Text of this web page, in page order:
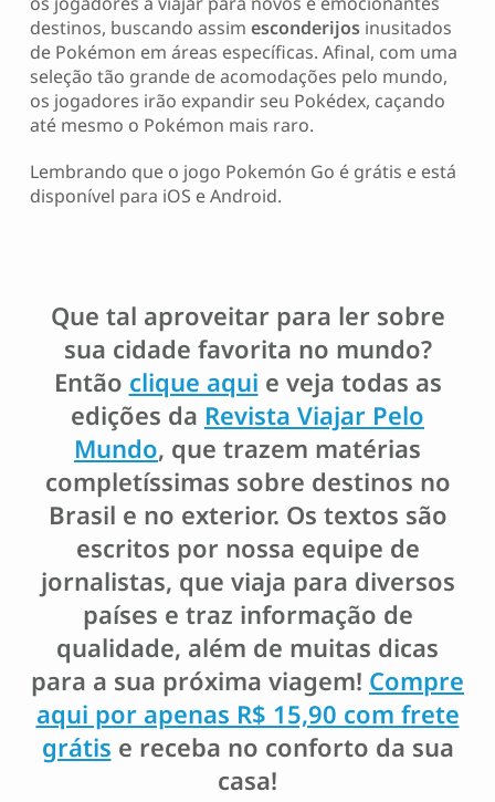
destinos, buscando assim esconderijosinusitados
de Pokémon em áreas específicas. Afinal, com uma
seleção tão grande de acomodações pelo mundo,
os jogadores irão expandir seu Pokédex, caçando
até mesmo o Pokémon mais raro.
Lembrando que o jogo Pokemón Go é grátis e está
disponível para iOS e Android.
Que tal aproveitar para ler sobre
sua cidade favorita no mundo?
Então clique aqui e veja todas as
edições da Revista Viajar Pelo
Mundo, que trazem matérias
completíssimas sobre destinos no
Brasil e no exterior. Os textos são
escritos por nossa equipe de
jornalistas, que viaja para diversos
países e traz informação de
qualidade, além de muitas dicas
para a sua próxima viagem! Compre
aqui por apenas R$ 15,90 com frete
grátis e receba no conforto da sua
casa!